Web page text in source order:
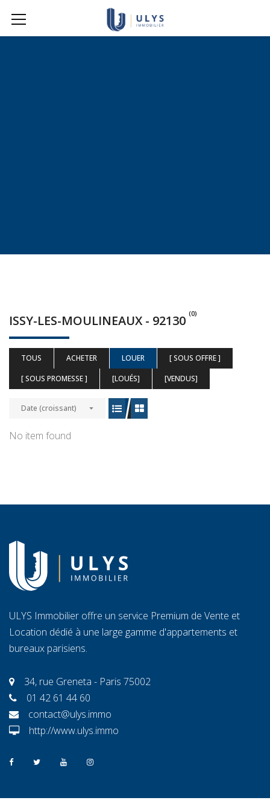
ISSY-LES-MOULINEAUX - 92130 (0)
TOUS ACHETER LOUER
[ SOUS OFFRE ]
[ SOUS PROMESSE ]
[LOUÉS] [VENDUS]
Date (croissant)
No item found
ULYS Immobilier offre un service Premium de Vente et
Location dédié à une large gamme d'appartements et
bureaux parisiens.
34, rue Greneta - Paris 75002
01 42 61 44 60
contact@ulys.immo
http://www.ulys.immo